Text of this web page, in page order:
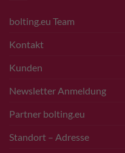
bolting.eu Team
Kontakt
Kunden
Newsletter Anmeldung
Partner bolting.eu
Standort – Adresse